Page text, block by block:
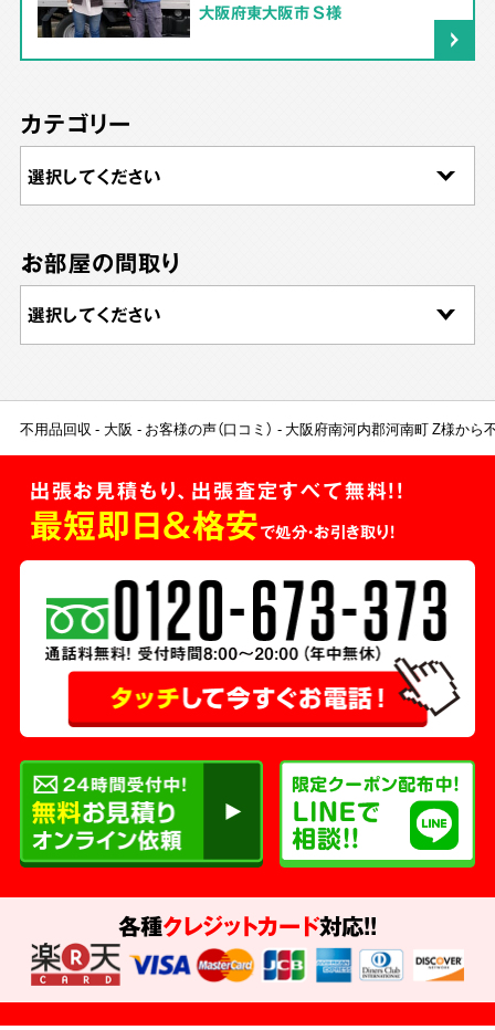
大阪府東大阪市 S様
カテゴリー
お部屋の間取り
不用品回収 大阪 お客様の声（口コミ） 大阪府南河内郡河南町 Z様から
出張お見積もり、出張査定すべて無料!!
最短即日＆格安で処分・お引き取り！
各種クレジットカード対応!!